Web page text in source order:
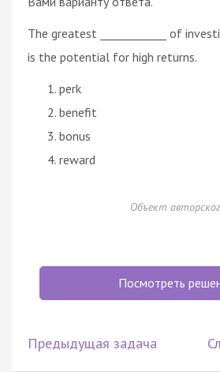
The greatest ____________ of
is the potential for high returns.
perk
benefit
bonus
reward
Объект
Посмотреть
Предыдущая задача